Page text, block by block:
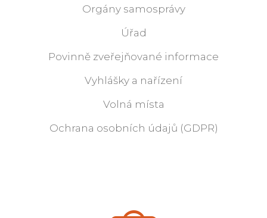
Orgány samosprávy
Úřad
Povinně zveřejňované informace
Vyhlášky a nařízení
Volná místa
Ochrana osobních údajů (GDPR)